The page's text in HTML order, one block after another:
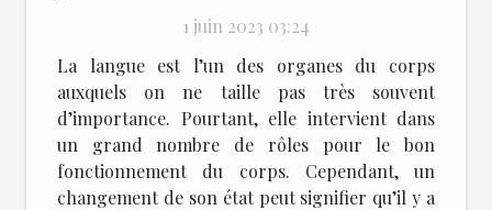
1 juin 2023 03:24
La langue est l’un des organes du corps
auxquels on ne taille pas très souvent
d’importance. Pourtant, elle intervient dans
un grand nombre de rôles pour le bon
fonctionnement du corps. Cependant, un
changement de son état peut signifier qu’il y a